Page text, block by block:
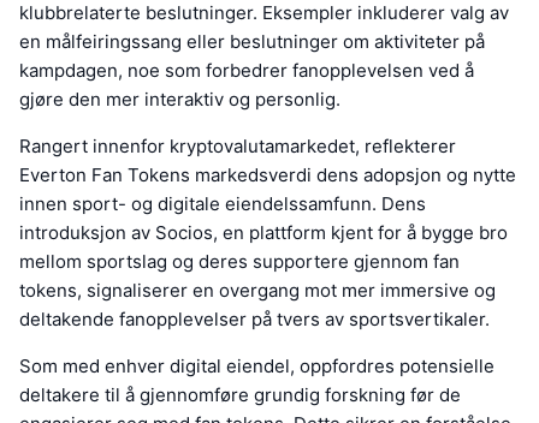
klubbrelaterte beslutninger. Eksempler inkluderer valg av
en målfeiringssang eller beslutninger om aktiviteter på
kampdagen, noe som forbedrer fanopplevelsen ved å
gjøre den mer interaktiv og personlig.
Rangert innenfor kryptovalutamarkedet, reflekterer
Everton Fan Tokens markedsverdi dens adopsjon og nytte
innen sport- og digitale eiendelssamfunn. Dens
introduksjon av Socios, en plattform kjent for å bygge bro
mellom sportslag og deres supportere gjennom fan
tokens, signaliserer en overgang mot mer immersive og
deltakende fanopplevelser på tvers av sportsvertikaler.
Som med enhver digital eiendel, oppfordres potensielle
deltakere til å gjennomføre grundig forskning før de